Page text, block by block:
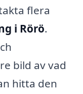
flera
i Rörö.
bild av vad
hitta den